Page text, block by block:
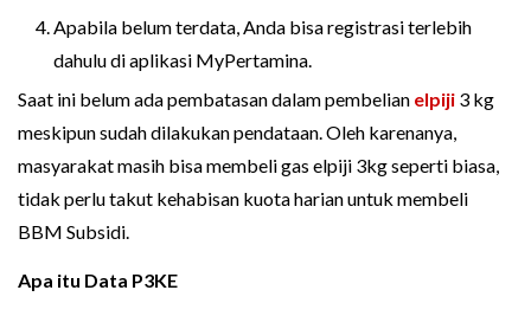
Apabila belum terdata, Anda bisa registrasi terlebih
dahulu di aplikasi MyPertamina.
Saat ini belum ada pembatasan dalam pembelian elpiji 3 kg
meskipun sudah dilakukan pendataan. Oleh karenanya,
masyarakat masih bisa membeli gas elpiji 3kg seperti biasa,
tidak perlu takut kehabisan kuota harian untuk membeli
BBM Subsidi.
Apa itu Data P3KE